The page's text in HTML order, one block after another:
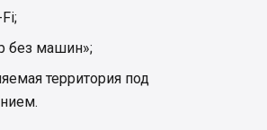
без машин»;
территория под